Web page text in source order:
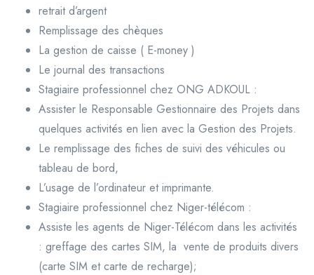
retrait d’argent
Remplissage des chèques
La gestion de caisse ( E-money )
Le journal des transactions
Stagiaire professionnel chez ONG ADKOUL :
Assister le Responsable Gestionnaire des Projets dans
quelques activités en lien avec la Gestion des Projets.
Le remplissage des fiches de suivi des véhicules ou
tableau de bord,
L’usage de l’ordinateur et imprimante.
Stagiaire professionnel chez Niger-télécom :
Assiste les agents de Niger-Télécom dans les activités
: greffage des cartes SIM, la vente de produits divers
(carte SIM et carte de recharge);